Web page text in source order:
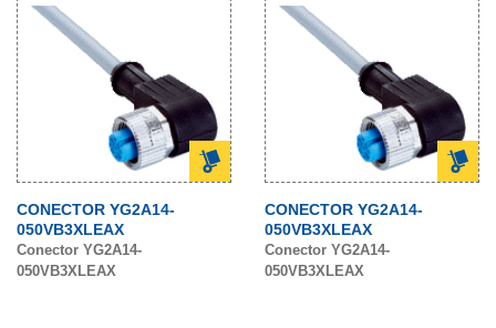
CONECTOR YG2A14-
050VB3XLEAX
Conector YG2A14-
050VB3XLEAX
CONECTOR YG2A14-
050VB3XLEAX
Conector YG2A14-
050VB3XLEAX